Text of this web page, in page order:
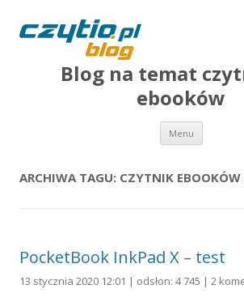
Blog na temat
ebooków
Menu Przejdź
ARCHIWA TAGU: CZYTNIK EBOOKÓW
PocketBook InkPad X – test
13 stycznia 2020 12:01 | odsłon: 4 745 | 2